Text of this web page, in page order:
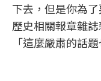
下去，但是你為
歷史相關報章雜
「這麼嚴肅的話